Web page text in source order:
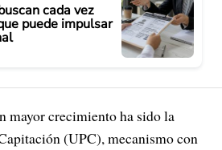
cada vez
puede impulsar
mayor crecimiento ha sido la
(UPC), mecanismo con